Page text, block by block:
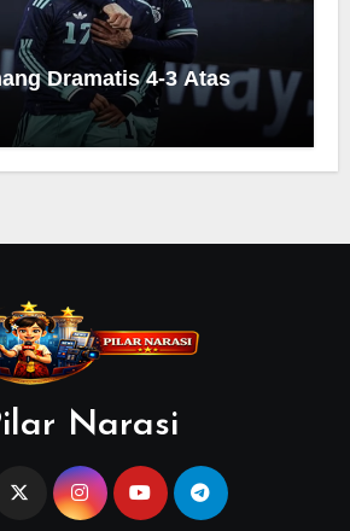
Dramatis 4-3 Atas
Narasi